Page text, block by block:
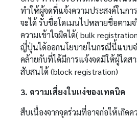
ทำให้ผู้จดที่แจ้งความประสงค์ในกา
จะได้ รับชื่อโดเมนไปหลายชื่อตาม
ความเข้าใจผิดได้( bulk
ญี่ปุ่นได้ออกนโยบายในกรณีนี้แบบจ
คล้ายกับที่ได้มีการแจ้งจดมิให้ผู้ใดส
สับสนได้ (block registration)
3. ความเสี่ยงในแง่ของเทคนิค
สืบเนื่องจากจุดร่วมที่อาจก่อให้เกิด